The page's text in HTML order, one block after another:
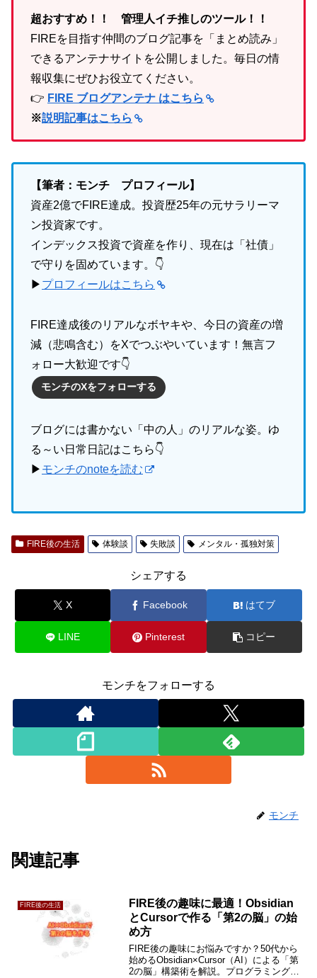
超おすすめ！！ 管理人イチ推しのツール！！
FIREを目指す仲間のブログ記事を「まとめ読み」
できるアンテナサイトを公開しました。毎日の情
報収集にぜひお役立てください。
👉 FIRE ブログアンテナ はこちら
※説明記事はこちら
【筆者：モンチ プロフィール】
資産2億でFIRE達成。投資歴25年の元サラリーマ
ン投資家です。
インデックス投資で資産を作り、現在は「社債」
で守りを固めています。👇
▶ プロフィールはこちら
FIRE達成後のリアルなボヤキや、今日の資産の増
減（悲鳴含む）をXでつぶやいています！無言フ
ォロー大歓迎です👇
モンチのXをフォローする
ブログには書かない「中の人」のリアルな姿。ゆ
る～い日常日記はこちら👇
▶ モンチのnoteを読む
FIRE後の生活 体験談 失敗談 メンタル・孤独対策
シェアする
X Facebook はてブ
LINE Pinterest コピー
モンチをフォローする
モンチ
関連記事
FIRE後の生活
FIRE後の趣味に最適！Obsidian
とCursorで作る「第2の脳」の始
め方
FIRE後の趣味にお悩みですか？50代から
始めるObsidian×Cursor（AI）による「第
2の脳」構築術を解説。プログラミング不